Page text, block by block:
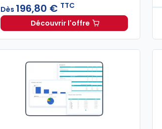
Dès 196,80 € TTC
Découvrir l'offreL'appel expert à partir de